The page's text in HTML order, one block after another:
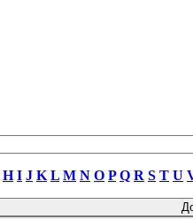
H I J K L M N O P Q R S T U